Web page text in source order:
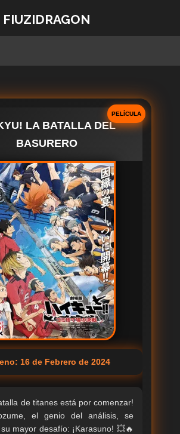
FIUZIDRAGON
PELÍCULA
LA BATALLA DEL
BASURERO
16 de Febrero de 2024
de titanes está por comenzar!
el genio del análisis, se
mayor desafío: ¡Karasuno! 💥🔥